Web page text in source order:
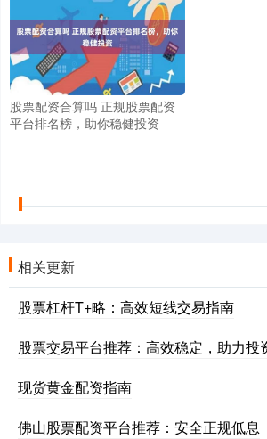
股票配资合算吗 正规股票配资
平台排名榜，助你稳健投资
相关更新
股票杠杆T+略：高效短线交易指南
股票交易平台推荐：高效稳定，助力投
现货黄金配资指南
佛山股票配资平台推荐：安全正规低息